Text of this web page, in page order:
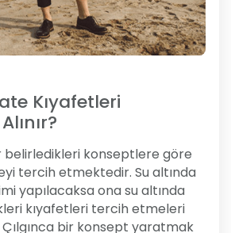
Kıyafetleri
belirledikleri konseptlere göre
tercih etmektedir. Su altında
yapılacaksa ona su altında
kıyafetleri tercih etmeleri
bir konsept yaratmak